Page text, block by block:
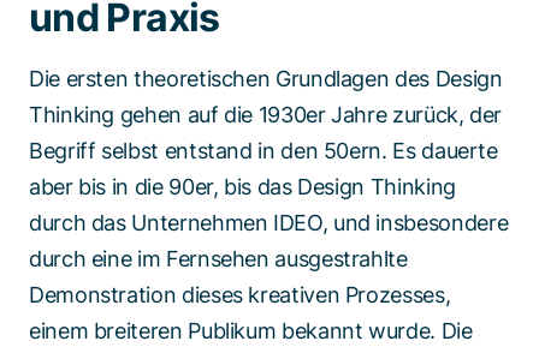
und Praxis
Die ersten theoretischen Grundlagen des Design
Thinking gehen auf die 1930er Jahre zurück, der
Begriff selbst entstand in den 50ern. Es dauerte
aber bis in die 90er, bis das Design Thinking
durch das Unternehmen IDEO, und insbesondere
durch eine im Fernsehen ausgestrahlte
Demonstration dieses kreativen Prozesses,
einem breiteren Publikum bekannt wurde. Die